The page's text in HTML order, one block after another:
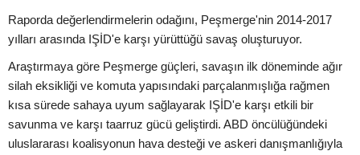
Raporda değerlendirmelerin odağını, Peşmerge'nin 2014-2017
yılları arasında IŞİD'e karşı yürüttüğü savaş oluşturuyor.
Araştırmaya göre Peşmerge güçleri, savaşın ilk döneminde ağır
silah eksikliği ve komuta yapısındaki parçalanmışlığa rağmen
kısa sürede sahaya uyum sağlayarak IŞİD'e karşı etkili bir
savunma ve karşı taarruz gücü geliştirdi. ABD öncülüğündeki
uluslararası koalisyonun hava desteği ve askeri danışmanlığıyla